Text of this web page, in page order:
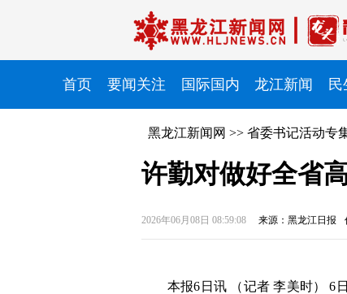
首页 要闻关注 国际国内 龙江新闻 民
黑龙江新闻网 >> 省委书记活动专
许勤对做好全省
2026年06月08日 08:59:08 来源：黑龙江日报
本报6日讯 （记者 李美时） 6